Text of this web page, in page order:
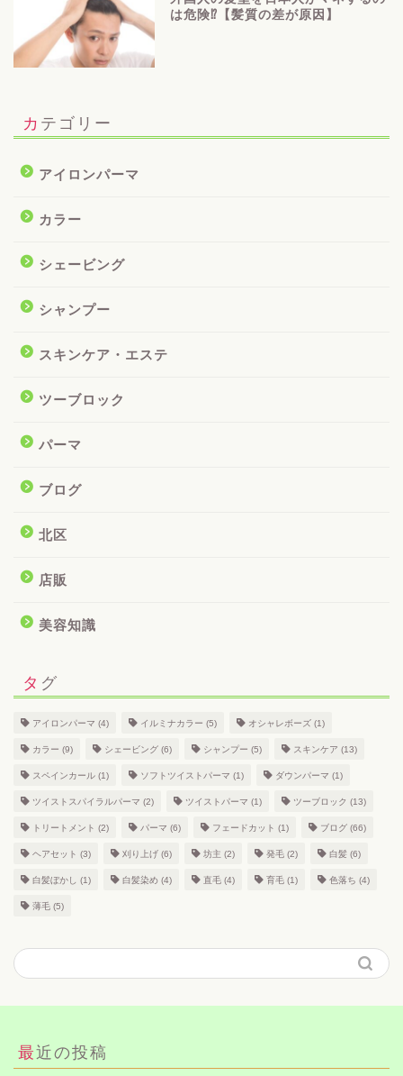
は危険⁉【髪質の差が原因】
カテゴリー
アイロンパーマ
カラー
シェービング
シャンプー
スキンケア・エステ
ツーブロック
パーマ
ブログ
北区
店販
美容知識
タグ
アイロンパーマ (4) イルミナカラー (5) オシャレボーズ (1)
カラー (9) シェービング (6) シャンプー (5) スキンケア (13)
スペインカール (1) ソフトツイストパーマ (1) ダウンパーマ (1)
ツイストスパイラルパーマ (2) ツイストパーマ (1) ツーブロック (13)
トリートメント (2) パーマ (6) フェードカット (1) ブログ (66)
ヘアセット (3) 刈り上げ (6) 坊主 (2) 発毛 (2) 白髪 (6)
白髪ぼかし (1) 白髪染め (4) 直毛 (4) 育毛 (1) 色落ち (4)
薄毛 (5)
最近の投稿